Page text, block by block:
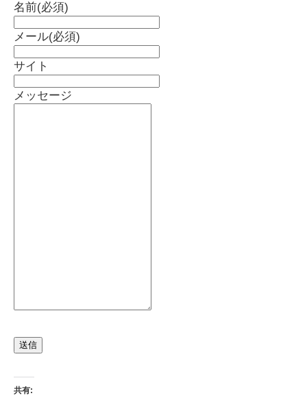
名前(必須)
メール(必須)
サイト
メッセージ
送信
共有: